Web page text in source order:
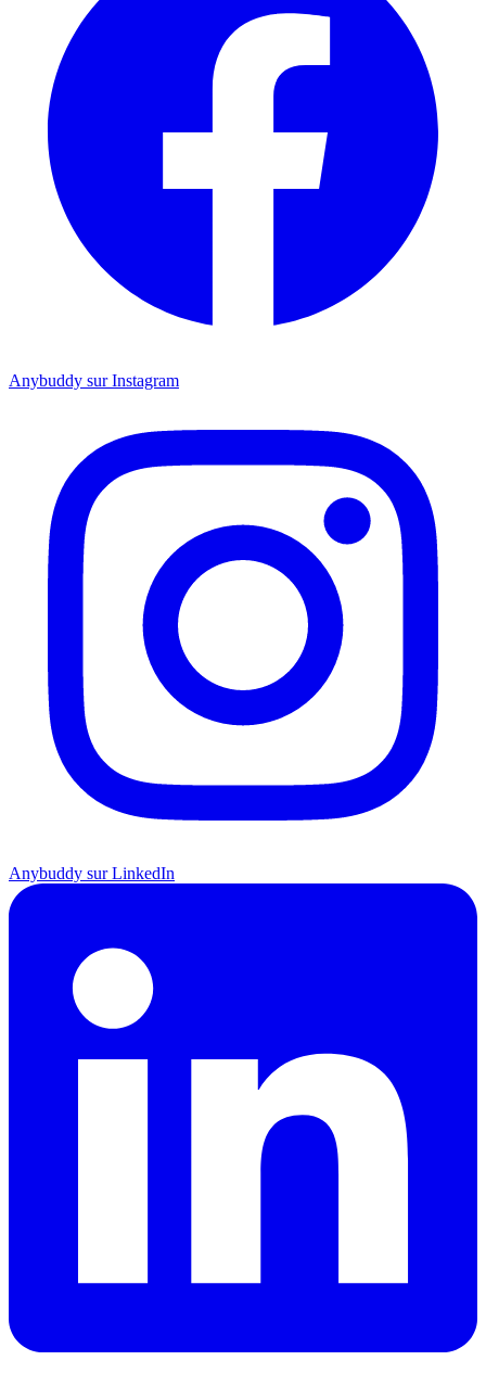
Anybuddy sur Instagram
Anybuddy sur LinkedIn